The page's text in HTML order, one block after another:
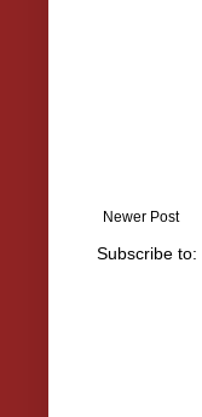
Newer Post
Subscribe to: